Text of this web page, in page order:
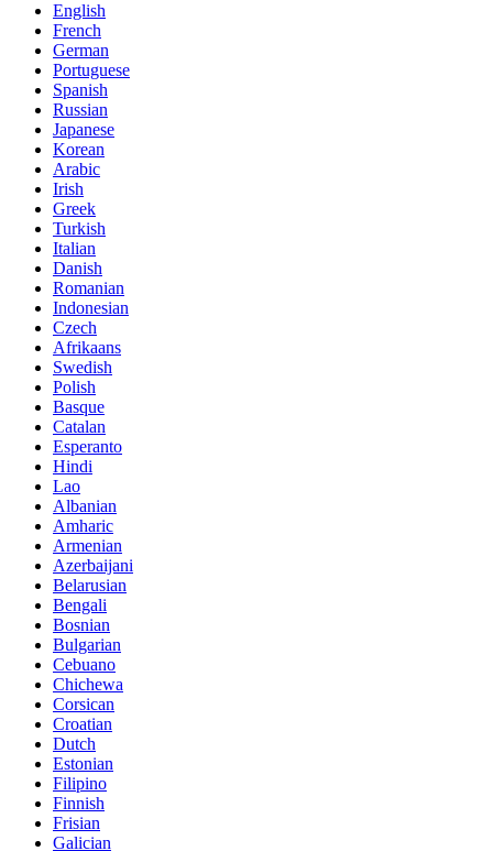
English
French
German
Portuguese
Spanish
Russian
Japanese
Korean
Arabic
Irish
Greek
Turkish
Italian
Danish
Romanian
Indonesian
Czech
Afrikaans
Swedish
Polish
Basque
Catalan
Esperanto
Hindi
Lao
Albanian
Amharic
Armenian
Azerbaijani
Belarusian
Bengali
Bosnian
Bulgarian
Cebuano
Chichewa
Corsican
Croatian
Dutch
Estonian
Filipino
Finnish
Frisian
Galician